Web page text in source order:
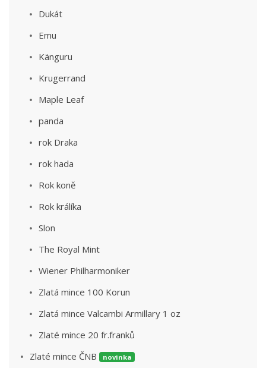
Dukát
Emu
Känguru
Krugerrand
Maple Leaf
panda
rok Draka
rok hada
Rok koně
Rok králíka
Slon
The Royal Mint
Wiener Philharmoniker
Zlatá mince 100 Korun
Zlatá mince Valcambi Armillary 1 oz
Zlaté mince 20 fr.franků
Zlaté mince ČNB
novinka